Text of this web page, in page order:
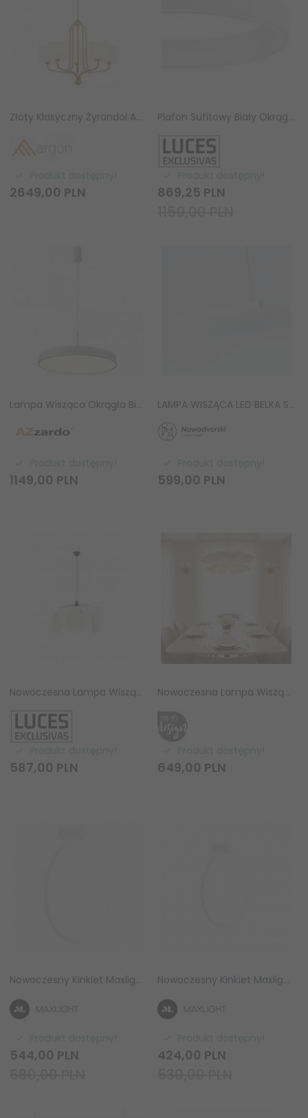
Złoty Klasyczny Żyrandol Abażurowy MARANELLO 2172 ARGON
2649,00 PLN
Plafon Sufitowy Biały Okrąg LED MILPA LE43289 LUCES EXCLUSIVAS
869,25 PLN
Lampa Wisząca Okrągła Biała LED MARCELLO 60 AZ5090 AZZARDO
1149,00 PLN
LAMPA WISZĄCA LED BELKA SOFT LED 7547 BIAŁA Nowodvorski Lighting
599,00 PLN
Nowoczesna Lampa Wisząca Lniana Biała 50 cm Luces Exclusivas
587,00 PLN
Nowoczesna Lampa Wisząca PEONY Biała 50 cm Żyrandol Sufitowy do Salonu i Sypialni Step Into Design ST-8879P white
649,00 PLN
Nowoczesny Kinkiet Maxlight Visual W0436 White 28W LED barwa ciepła 3000K IP44
544,00 PLN
Nowoczesny Kinkiet Maxlight Visual W0434 White 22W LED barwa ciepła 3000K IP44
424,00 PLN